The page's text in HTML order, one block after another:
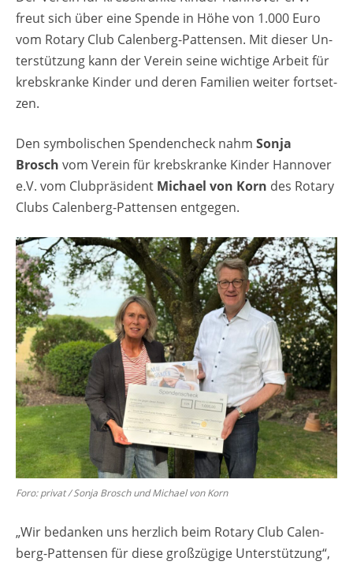
freut sich über eine Spen­de in Höhe von 1.000 Euro
vom Ro­ta­ry Club Ca­len­berg-Pat­ten­sen. Mit die­ser Un­
ter­stüt­zung kann der Ver­ein seine wich­ti­ge Ar­beit für
krebs­kran­ke Kin­der und deren Fa­mi­li­en wei­ter fort­set­
zen.
Den sym­bo­li­schen Spen­den­check nahm Sonja
Brosch vom Ver­ein für krebs­kran­ke Kin­der Han­no­ver
e.V. vom Club­prä­si­dent Mi­cha­el von Korn des Ro­ta­ry
Clubs Ca­len­berg-Pat­ten­sen ent­ge­gen.
Foro: pri­vat / Sonja Brosch und Mi­cha­el von Korn
„Wir be­dan­ken uns herz­lich beim Ro­ta­ry Club Ca­len­
berg-Pat­ten­sen für diese gro­ß­zü­gi­ge Un­ter­stüt­zung“,